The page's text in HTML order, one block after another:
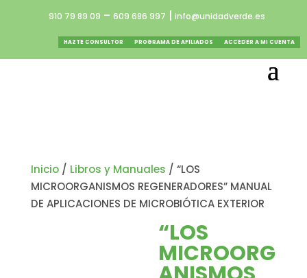
910 79 89 09 – 609 686 997 info@unidadverde.es
HAZTE CONSULTOR PROGRAMA DE AFILIADOS ACCEDER A MI CUENTA
Inicio/ Libros y Manuales / “LOS
MICROORGANISMOS REGENERADORES” MANUAL
DE APLICACIONES DE MICROBIÓTICA EXTERIOR
“LOS
MICROORG